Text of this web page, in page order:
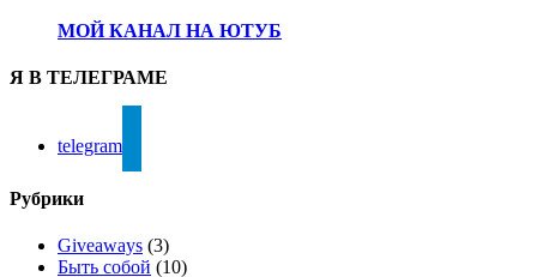
МОЙ КАНАЛ НА ЮТУБ
Я В ТЕЛЕГРАМЕ
telegram
Рубрики
Giveaways (3)
Быть собой (10)